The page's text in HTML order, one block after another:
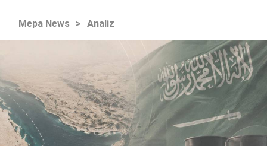
Mepa News > Analiz